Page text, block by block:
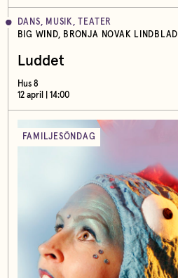
DANS, MUSIK, TEATER
BIG WIND, BRONJA NOVAK LINDBLAD
Luddet
Hus 8
12 april | 14:00
FAMILJESÖNDAG